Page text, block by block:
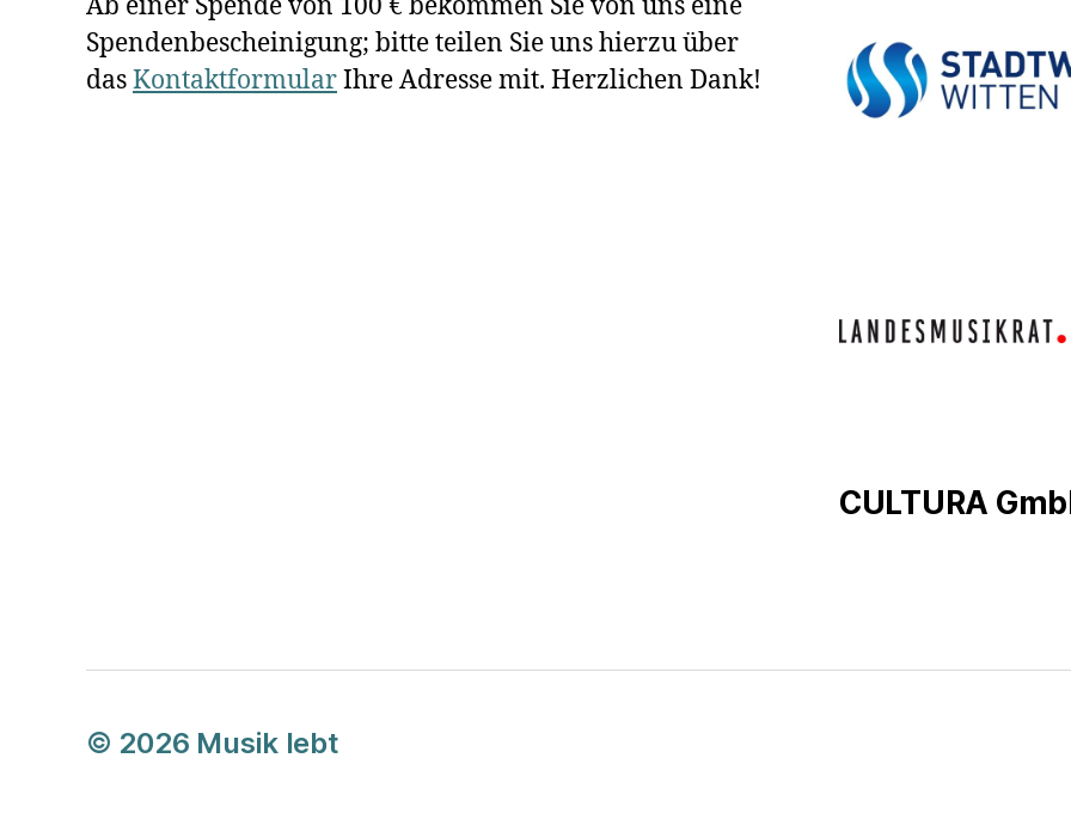
Spendenbescheinigung; bitte teilen Sie uns hierzu über
dasKontaktformularIhre Adresse mit. Herzlichen Dank!
CULTURA
© 2026 Musik lebt